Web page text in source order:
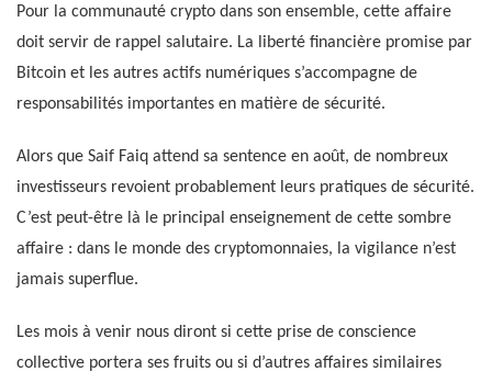
Pour la communauté crypto dans son ensemble, cette affaire
doit servir de rappel salutaire. La liberté financière promise par
Bitcoin et les autres actifs numériques s’accompagne de
responsabilités importantes en matière de sécurité.
Alors que Saif Faiq attend sa sentence en août, de nombreux
investisseurs revoient probablement leurs pratiques de sécurité.
C’est peut-être là le principal enseignement de cette sombre
affaire : dans le monde des cryptomonnaies, la vigilance n’est
jamais superflue.
Les mois à venir nous diront si cette prise de conscience
collective portera ses fruits ou si d’autres affaires similaires